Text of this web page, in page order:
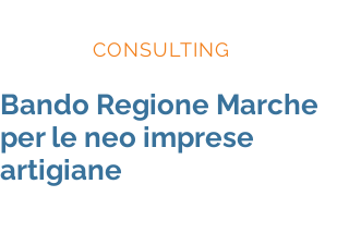
CONSULTING
Bando Regione Marche
per le neo imprese
artigiane